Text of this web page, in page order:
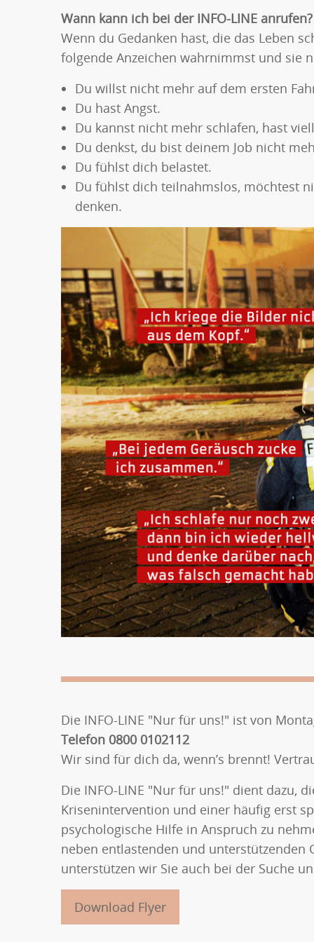
Wann kann ich bei der INFO-LINE anrufen?
Wenn du Gedanken hast, die das Leben
folgende Anzeichen wahrnimmst und sie
Du willst nicht mehr auf dem ersten
Du hast Angst.
Du kannst nicht mehr schlafen, hast
Du denkst, du bist deinem Job nicht
Du fühlst dich belastet.
Du fühlst dich teilnahmslos, möchtest
denken.
Die INFO-LINE "Nur für uns!" ist von
Telefon 0800 0102112
Wir sind für dich da, wenn’s brennt!
Die INFO-LINE "Nur für uns!" dient dazu,
Krisenintervention und einer häufig erst
psychologische Hilfe in Anspruch zu
neben entlastenden und unterstützenden
unterstützen wir Sie auch bei der Suche
Download Flyer